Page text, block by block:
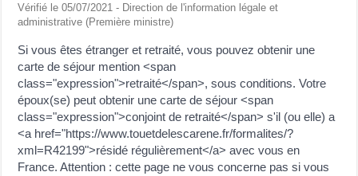
Vérifié le 05/07/2021 - Direction de l'information légale et
administrative (Première ministre)
Si vous êtes étranger et retraité, vous pouvez obtenir une
carte de séjour mention <span
class="expression">retraité</span>, sous conditions. Votre
époux(se) peut obtenir une carte de séjour <span
class="expression">conjoint de retraité</span> s'il (ou elle) a
<a href="https://www.touetdelescarene.fr/formalites/?
xml=R42199">résidé régulièrement</a> avec vous en
France. Attention : cette page ne vous concerne pas si vous